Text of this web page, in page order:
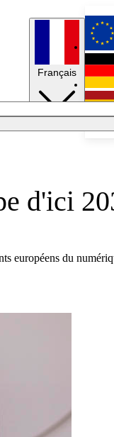
Français
d'ici
européens du